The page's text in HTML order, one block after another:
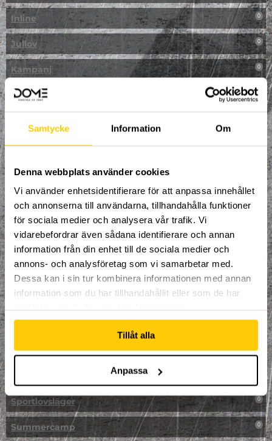
Samtycke Information Om
Denna webbplats använder cookies
Vi använder enhetsidentifierare för att anpassa innehållet
och annonserna till användarna, tillhandahålla funktioner
för sociala medier och analysera vår trafik. Vi
vidarebefordrar även sådana identifierare och annan
information från din enhet till de sociala medier och
annons- och analysföretag som vi samarbetar med.
Dessa kan i sin tur kombinera informationen med annan
information som du har tillhandahållit eller som de har
Tillåt alla
Anpassa
Inline 0
Jullov 0
Kampanj 0
Kickbike 0
Klättring
LAN
Multisport
Mässa
NPF-Träning
Parkour
Påsk på Dome
Påsklovsläger 0
Skateboard 0
Sportlovsläger 0
Summercamp 0